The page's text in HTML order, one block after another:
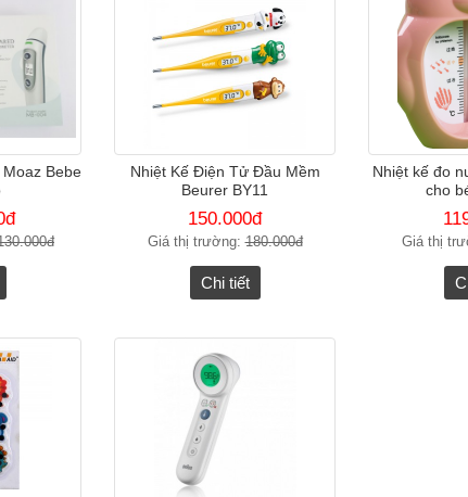
Bebe
Nhiệt Kế Điện Tử Đầu Mềm
Beurer BY11
150.000đ
Giá thị trường:180.000đ
Chi tiết
Nhiệt kế đo
cho
Giá thị